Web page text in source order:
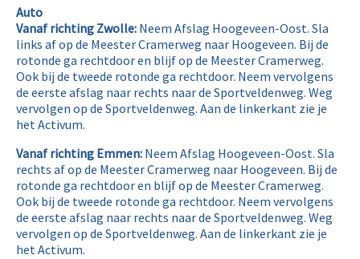
Hoogeveen
Open
- Speellocatie
- Wedstrijdbepalingen
- Organisatie
- Overnachtingen
- Programma
Auto
Vanaf richting Zwolle: Neem Afslag Hoogeveen-Oost. Sla
links af op de Meester Cramerweg naar Hoogeveen. Bij de
rotonde ga rechtdoor en blijf op de Meester Cramerweg.
Ook bij de tweede rotonde ga rechtdoor. Neem vervolgens
de eerste afslag naar rechts naar de Sportveldenweg. Weg
vervolgen op de Sportveldenweg. Aan de linkerkant zie je
het Activum.
Vanaf richting Emmen: Neem Afslag Hoogeveen-Oost. Sla
rechts af op de Meester Cramerweg naar Hoogeveen. Bij de
rotonde ga rechtdoor en blijf op de Meester Cramerweg.
Ook bij de tweede rotonde ga rechtdoor. Neem vervolgens
de eerste afslag naar rechts naar de Sportveldenweg. Weg
vervolgen op de Sportveldenweg. Aan de linkerkant zie je
het Activum.